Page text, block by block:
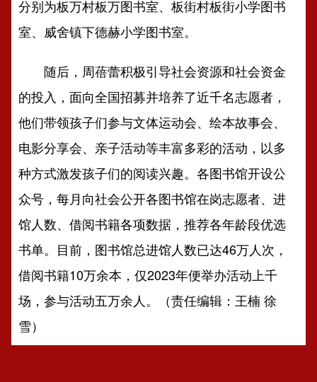
分别为板万村板万图书室、板街村板街小学图书
室、威舍镇下德赫小学图书室。
随后，周蓓蕾积极引导社会资源和社会资金
的投入，面向全国招募并培养了近千名志愿者，
他们带领孩子们参与文体运动会、绘本故事会、
电影分享会、亲子活动等丰富多彩的活动，以多
种方式激发孩子们的阅读兴趣。各图书馆开设公
众号，每月向社会公开各图书馆在岗志愿者、进
馆人数、借阅书籍各项数据，推荐各年龄段优选
书单。目前，图书馆总进馆人数已达46万人次，
借阅书籍10万余本，仅2023年便举办活动上千
场，参与活动五万余人。（责任编辑：王楠 徐
雪）